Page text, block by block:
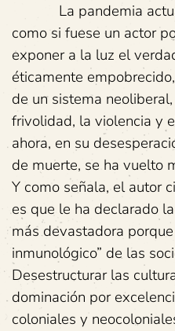
La pandemia actual
como si fuese un actor
exponer a la luz el
éticamente
de un sistema
frivolidad, la violencia y
ahora, en su
de muerte, se ha vuelto
Y como señala, el autor
es que le ha declarado
más devastadora
inmunológico” de las
Desestructurar las
dominación por
coloniales y